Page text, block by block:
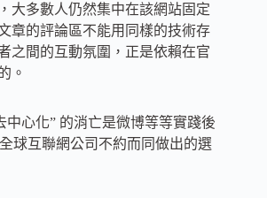
大多數人仍然集中在該網站固定
章的評論區不能用同樣的技術存
之間的互動氛圍，正是依賴在官
。
中心化” 的消亡是微博等等實踐後
球互聯網公司不約而同做出的選